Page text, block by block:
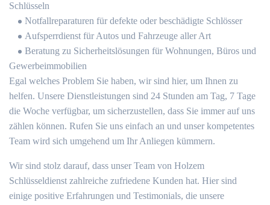
Schlüsseln
Notfallreparaturen für defekte oder beschädigte Schlösser
Aufsperrdienst für Autos und Fahrzeuge aller Art
Beratung zu Sicherheitslösungen für Wohnungen, Büros und
Gewerbeimmobilien
Egal welches Problem Sie haben, wir sind hier, um Ihnen zu
helfen.​ Unsere Dienstleistungen sind 24 Stunden am Tag, 7 Tage
die Woche verfügbar, um sicherzustellen, dass Sie immer auf uns
zählen können.​ Rufen Sie uns einfach an und unser kompetentes
Team wird sich umgehend um Ihr Anliegen kümmern.​
Wir sind stolz darauf, dass unser Team von Holzem
Schlüsseldienst zahlreiche zufriedene Kunden hat.​ Hier sind
einige positive Erfahrungen und Testimonials, die unsere